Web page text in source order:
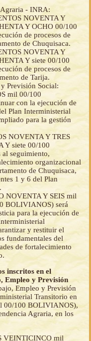
- INRA:
NOVENTA Y
Y OCHO 00/100
de procesos de
de Chuquisaca.
NOVENTA Y
Y siete 00/100
de procesos de
de Tarija.
Previsión Social:
mil 00/100
con la ejecución de
Plan Interministerial
para la gestión
NOVENTA Y TRES
Y siete 00/100
seguimiento,
organizacional
de Chuquisaca,
1 y 6 del Plan
NOVENTA Y SEIS mil
BOLIVIANOS) será
para la ejecución de
y restituir el
fundamentales del
de fortalecimiento
inscritos en el
Empleo y Previsión
Empleo y Previsión
Transitorio en
00/100 BOLIVIANOS),
Agraria, en los
VEINTICINCO mil